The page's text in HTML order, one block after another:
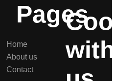
Pages
Home
About us
Contact
with